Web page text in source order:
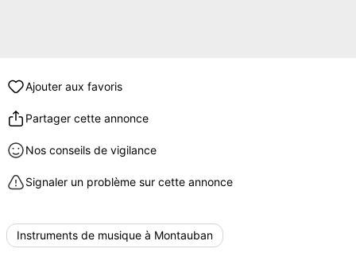
Ajouter aux favoris
Partager cette annonce
Nos conseils de vigilance
Signaler un problème sur cette annonce
Instruments de musique à Montauban